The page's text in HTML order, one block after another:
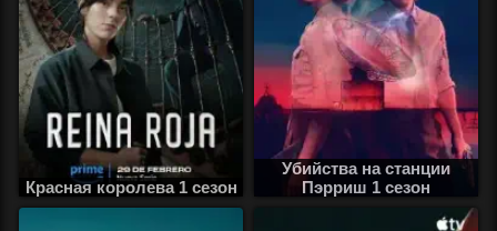
Красная королева 1 сезон
Убийства на станции
Пэрриш 1 сезон